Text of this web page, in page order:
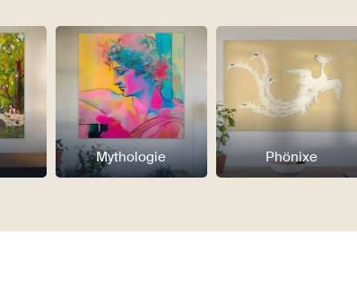
Mythologie Phönixe